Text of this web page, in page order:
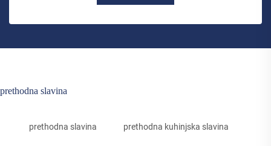
prethodna slavina
prethodna slavina prethodna kuhinjska slavina